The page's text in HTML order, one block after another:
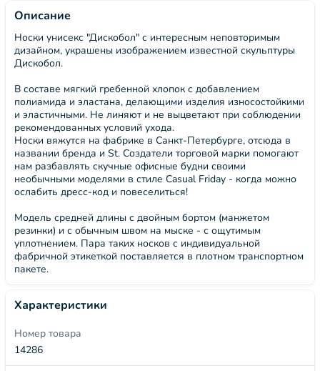
Описание
Носки унисекс "Дискобол" с интересным неповторимым
дизайном, украшены изображением известной скульптуры
Дискобол.
В составе мягкий гребенной хлопок с добавлением
полиамида и эластана, делающими изделия износостойкими
и эластичными. Не линяют и не выцветают при соблюдении
рекомендованных условий ухода.
Носки вяжутся на фабрике в Санкт-Петербурге, отсюда в
названии бренда и St. Создатели торговой марки помогают
нам разбавлять скучные офисные будни своими
необычными моделями в стиле Casual Friday - когда можно
ослабить дресс-код и повеселиться!
Модель средней длины с двойным бортом (манжетом
резинки) и с обычным швом на мыске - с ощутимым
уплотнением. Пара таких носков с индивидуальной
фабричной этикеткой поставляется в плотном транспортном
пакете.
Характеристики
Номер товара
14286